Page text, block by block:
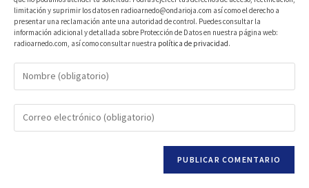
limitación y suprimir los datos en radioarnedo@ondarioja.com así como el derecho a
presentar una reclamación ante una autoridad de control. Puedes consultar la
información adicional y detallada sobre Protección de Datos en nuestra página web:
radioarnedo.com, así como consultar nuestra política de privacidad.